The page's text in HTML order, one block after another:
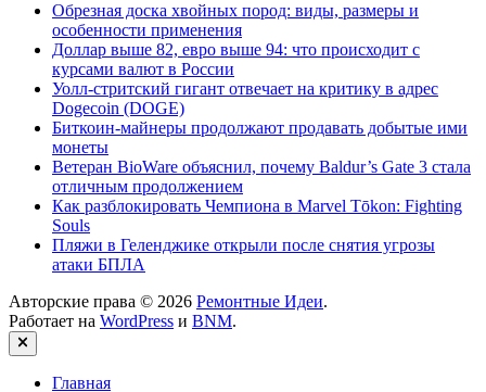
Обрезная доска хвойных пород: виды, размеры и
особенности применения
Доллар выше 82, евро выше 94: что происходит с
курсами валют в России
Уолл-стритский гигант отвечает на критику в адрес
Dogecoin (DOGE)
Биткоин-майнеры продолжают продавать добытые ими
монеты
Ветеран BioWare объяснил, почему Baldur’s Gate 3 стала
отличным продолжением
Как разблокировать Чемпиона в Marvel Tōkon: Fighting
Souls
Пляжи в Геленджике открыли после снятия угрозы
атаки БПЛА
Авторские права © 2026 Ремонтные Идеи.
Работает на WordPress и BNM.
Закрыть
Главная